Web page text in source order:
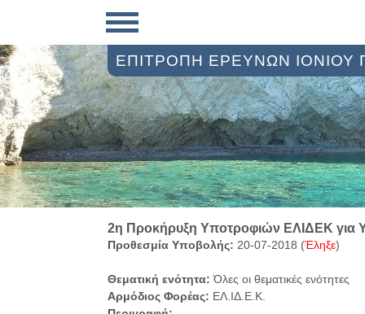
ΕΠΙΤΡΟΠΗ ΕΡΕΥΝΩΝ ΙΟΝΙΟΥ
2η Προκήρυξη Υποτροφιών ΕΛΙΔΕΚ για
Προθεσμία Υποβολής: 20-07-2018 (Έληξε)
Θεματική ενότητα: Όλες οι θεματικές ενότητες
Αρμόδιος Φορέας: ΕΛ.ΙΔ.Ε.Κ.